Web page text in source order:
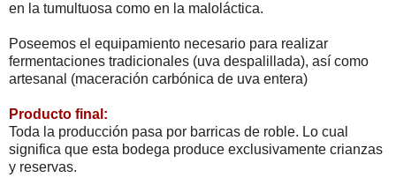
en la tumultuosa como en la maloláctica.
Poseemos el equipamiento necesario para realizar
fermentaciones tradicionales (uva despalillada), así como
artesanal (maceración carbónica de uva entera)
Producto final:
Toda la producción pasa por barricas de roble. Lo cual
significa que esta bodega produce exclusivamente crianzas
y reservas.